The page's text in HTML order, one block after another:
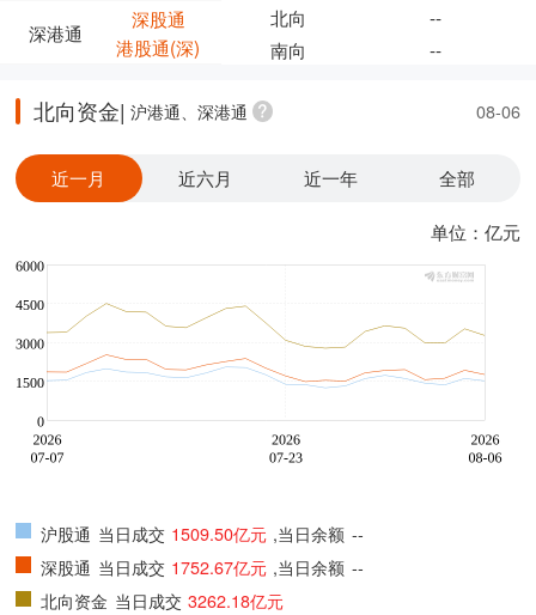
深港通
深股通
港股通(深)
北向
--
南向
--
北向资金| 沪港通、深港通 08-06
近一月 近六月 近一年 全部
单位：亿元
沪股通 当日成交 1509.50亿元 ,当日余额 --
深股通 当日成交 1752.67亿元 ,当日余额 --
北向资金 当日成交 3262.18亿元